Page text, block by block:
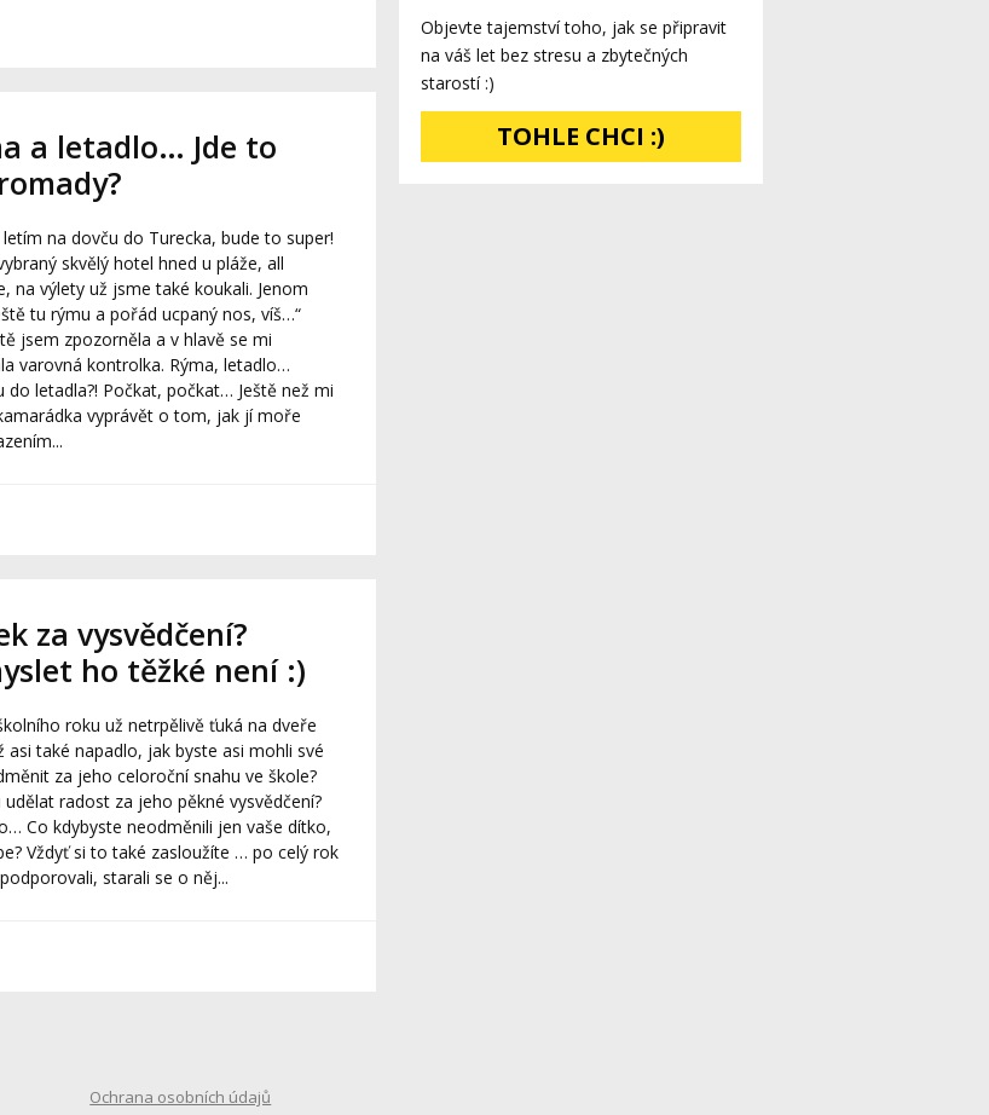
a letadlo… Jde to
letím na dovču do Turecka, bude to super!
skvělý hotel hned u pláže, all
na výlety už jsme také koukali. Jenom
tu rýmu a pořád ucpaný nos, víš…“
jsem zpozorněla a v hlavě se mi
varovná kontrolka. Rýma, letadlo…
do letadla?! Počkat, počkat… Ještě než mi
vyprávět o tom, jak jí moře
za vysvědčení?
ho těžké není :)
roku už netrpělivě ťuká na dveře
asi také napadlo, jak byste asi mohli své
za jeho celoroční snahu ve škole?
udělat radost za jeho pěkné vysvědčení?
Co kdybyste neodměnili jen vaše dítko,
Vždyť si to také zasloužíte … po celý rok
starali se o něj...
Objevte tajemství toho, jak se připravit
na váš let bez stresu a zbytečných
starostí :)
TOHLE CHCI :)
Ochrana osobních údajů